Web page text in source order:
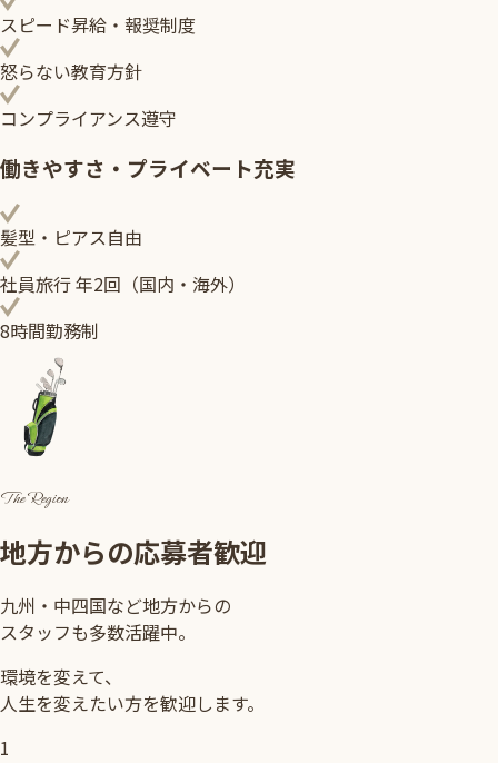
スピード昇給・報奨制度
怒らない教育方針
コンプライアンス遵守
働きやすさ・プライベート充実
髪型・ピアス自由
社員旅行 年2回（国内・海外）
8時間勤務制
The Region
地方からの応募者歓迎
九州・中四国など地方からの
スタッフも多数活躍中。
環境を変えて、
人生を変えたい方を歓迎します。
1